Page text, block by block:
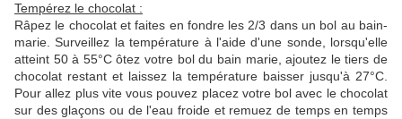
Tempérez le chocolat :
Râpez le chocolat et faites en fondre les 2/3 dans un bol au bain-
marie. Surveillez la température à l'aide d'une sonde, lorsqu'elle
atteint 50 à 55°C ôtez votre bol du bain marie, ajoutez le tiers de
chocolat restant et laissez la température baisser jusqu'à 27°C.
Pour allez plus vite vous pouvez placez votre bol avec le chocolat
sur des glaçons ou de l'eau froide et remuez de temps en temps